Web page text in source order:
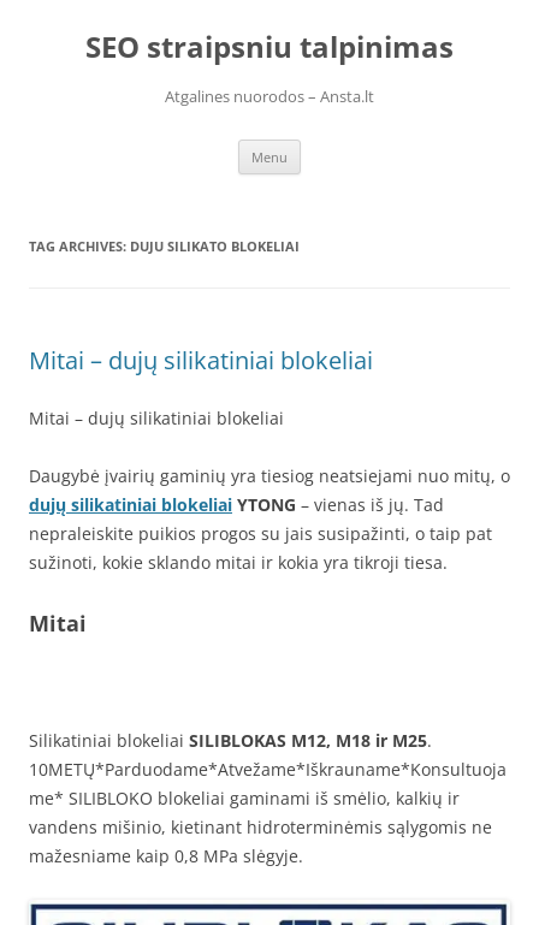
contentSEO straipsniu talpinimas
Atgalines nuorodos – Ansta.lt
Menu
TAG ARCHIVES: DUJU SILIKATO BLOKELIAI
Mitai – dujų silikatiniai blokeliai
Mitai – dujų silikatiniai blokeliai
Daugybė įvairių gaminių yra tiesiog neatsiejami nuo mitų, o
dujų silikatiniai blokeliai YTONG – vienas iš jų. Tad
nepraleiskite puikios progos su jais susipažinti, o taip pat
sužinoti, kokie sklando mitai ir kokia yra tikroji tiesa.
Mitai
Silikatiniai blokeliai SILIBLOKAS M12, M18 ir M25.
10METŲ*Parduodame*Atvežame*Iškrauname*Konsultuoja
me* SILIBLOKO blokeliai gaminami iš smėlio, kalkių ir
vandens mišinio, kietinant hidroterminėmis sąlygomis ne
mažesniame kaip 0,8 MPa slėgyje.